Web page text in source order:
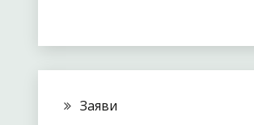
Заяви